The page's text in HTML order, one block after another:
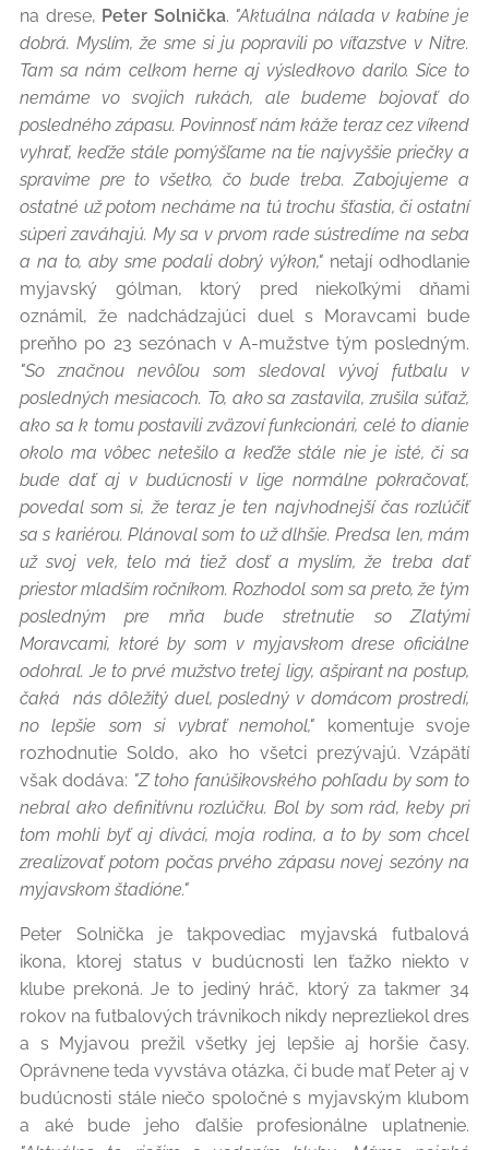
na drese, Peter Solnička. "Aktuálna nálada v kabíne je
dobrá. Myslím, že sme si ju popravili po víťazstve v Nitre.
Tam sa nám celkom herne aj výsledkovo darilo. Síce to
nemáme vo svojich rukách, ale budeme bojovať do
posledného zápasu. Povinnosť nám káže teraz cez víkend
vyhrať, keďže stále pomýšľame na tie najvyššie priečky a
spravíme pre to všetko, čo bude treba. Zabojujeme a
ostatné už potom necháme na tú trochu šťastia, či ostatní
súperi zaváhajú. My sa v prvom rade sústredíme na seba
a na to, aby sme podali dobrý výkon," netají odhodlanie
myjavský gólman, ktorý pred niekoľkými dňami
oznámil, že nadchádzajúci duel s Moravcami bude
preňho po 23 sezónach v A-mužstve tým posledným.
"So značnou nevôľou som sledoval vývoj futbalu v
posledných mesiacoch. To, ako sa zastavila, zrušila súťaž,
ako sa k tomu postavili zväzoví funkcionári, celé to dianie
okolo ma vôbec netešilo a keďže stále nie je isté, či sa
bude dať aj v budúcnosti v lige normálne pokračovať,
povedal som si, že teraz je ten najvhodnejší čas rozlúčiť
sa s kariérou. Plánoval som to už dlhšie. Predsa len, mám
už svoj vek, telo má tiež dosť a myslím, že treba dať
priestor mladším ročníkom. Rozhodol som sa preto, že tým
posledným pre mňa bude stretnutie so Zlatými
Moravcami, ktoré by som v myjavskom drese oficiálne
odohral. Je to prvé mužstvo tretej ligy, ašpirant na postup,
čaká nás dôležitý duel, posledný v domácom prostredí,
no lepšie som si vybrať nemohol," komentuje svoje
rozhodnutie Soldo, ako ho všetci prezývajú. Vzápätí
však dodáva: "Z toho fanúšikovského pohľadu by som to
nebral ako definitívnu rozlúčku. Bol by som rád, keby pri
tom mohli byť aj diváci, moja rodina, a to by som chcel
zrealizovať potom počas prvého zápasu novej sezóny na
myjavskom štadióne."
Peter Solnička je takpovediac myjavská futbalová
ikona, ktorej status v budúcnosti len ťažko niekto v
klube prekoná. Je to jediný hráč, ktorý za takmer 34
rokov na futbalových trávnikoch nikdy neprezliekol dres
a s Myjavou prežil všetky jej lepšie aj horšie časy.
Oprávnene teda vyvstáva otázka, či bude mať Peter aj v
budúcnosti stále niečo spoločné s myjavským klubom
a aké bude jeho ďalšie profesionálne uplatnenie.